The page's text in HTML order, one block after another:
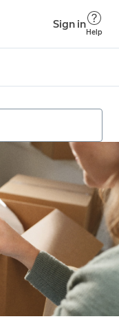
Sign in
Help